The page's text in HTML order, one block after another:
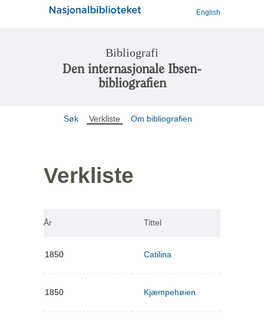
English
Bibliografi
Den internasjonale Ibsen-
bibliografien
Søk Verkliste Om bibliografien
Verkliste
År Tittel
1850 Catilina
1850 Kjæmpehøien